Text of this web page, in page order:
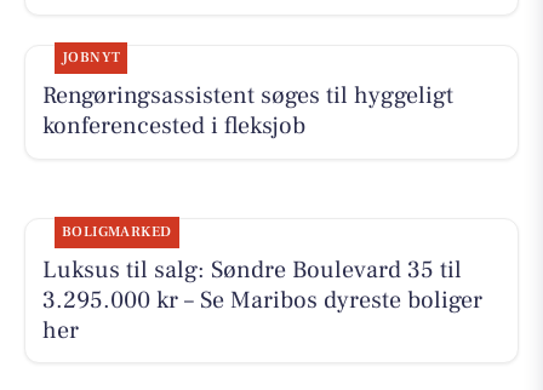
JOBNYT
Rengøringsassistent søges til hyggeligt
konferencested i fleksjob
BOLIGMARKED
Luksus til salg: Søndre Boulevard 35 til
3.295.000 kr – Se Maribos dyreste boliger
her